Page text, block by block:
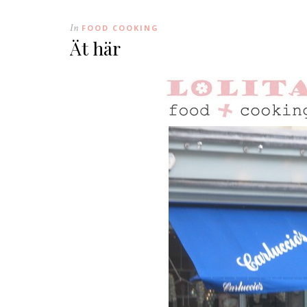
In FOOD COOKING
Ät här